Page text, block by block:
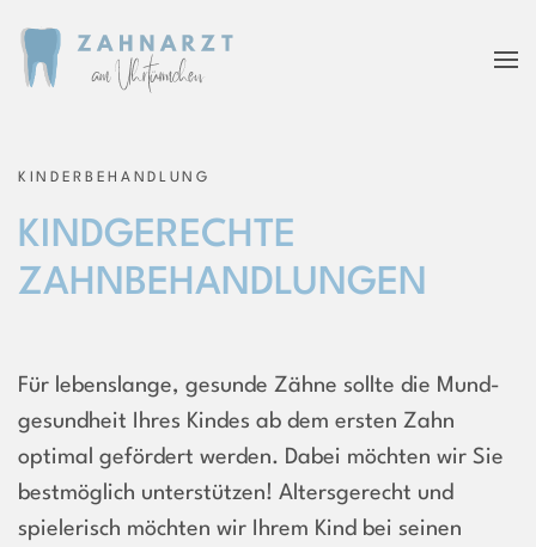
KINDERBEHANDLUNG
KINDGERECHTE
ZAHNBEHANDLUNGEN
Für lebenslange, gesunde Zähne sollte die Mund­
gesundheit Ihres Kindes ab dem ersten Zahn
optimal gefördert werden. Dabei möchten wir Sie
bestmöglich unterstützen! Altersgerecht und
spielerisch möchten wir Ihrem Kind bei seinen